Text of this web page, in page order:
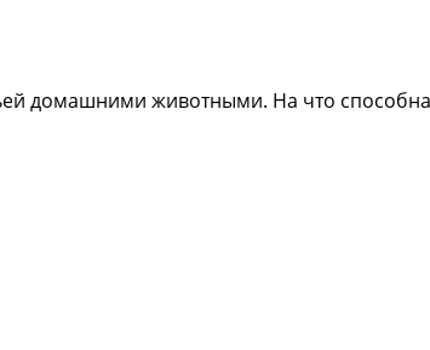
домашними животными. На что способна